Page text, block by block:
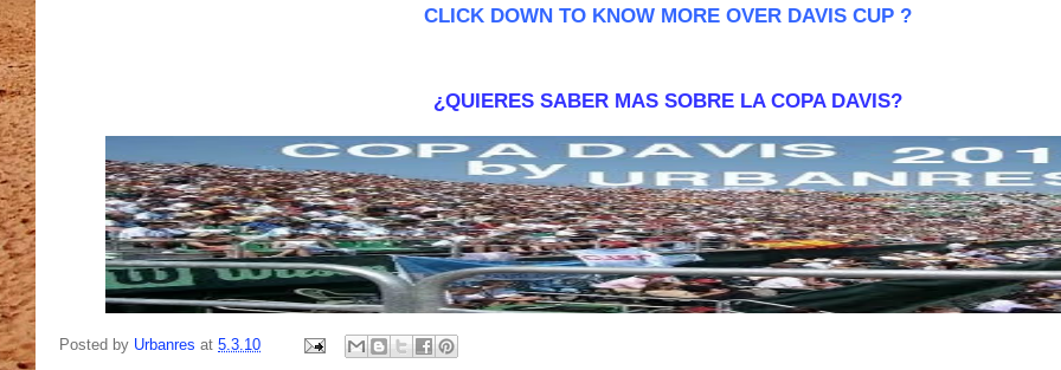
CLICK DOWN TO KNOW MORE OVER DAVIS CUP ?
¿QUIERES SABER MAS SOBRE LA COPA DAVIS?
Posted by Urbanres at 5.3.10